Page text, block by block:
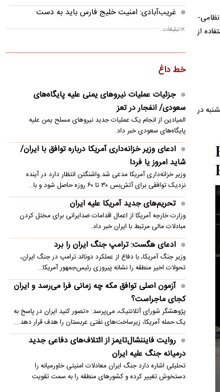
از
در
غریب‌آبادی: امنیت خلیج فارس باید به دست
کشورهای منطقه تأمین شود
ادعای وزیر خزانه‌داری آمریکا درباره توافق با ایران/
شاید امروز یا فردا
پروژه ۴۰۰ میلیون دلاری ترامپ در کاخ سفید متوقف
شد
افشای اطلاعات ذخایر تسلیحاتی آمریکا زیر ذره‌بین
ترامپ
تحریم‌های جدید آمریکا علیه ایران
تحلیل الجزیره از میزان اثرگذاری توافق دفاعی ترکیه،
عربستان و پاکستان
تبلیغات
خط داغ
جزئیات عملیات نیروهای یمنی علیه پایگاه‌های
سعودی/ انفجار در تعز
المیادین از انجام یک عملیات جدید نیروهای مسلح یمن علیه
پایگاه‌های سعودی خبر داد.
ادعای وزیر خزانه‌داری آمریکا درباره توافق با ایران/
شاید امروز یا فردا
وزیر خزانه‌داری آمریکا مدعی شد واشنگتن انتظار دارد در آینده
نزدیک توافقی برای آتش‌بس ۳۰ تا ۶۰ روزه حاصل شود و با…
تحریم‌های جدید آمریکا علیه ایران
وزارت خارجه آمریکا از اعمال اقدامات ضدایرانی برای مختل کردن
مبادلات مالی مرتبط با ایران خبر داد.
ادعای هگست: ترامپ جنگ ایران را برد
وزیر جنگ آمریکا، با دفاع از عملکرد دونالد ترامپ در جنگ ایران،
تحولات اخیر منطقه را نشانه پیروزی رئیس‌جمهور آمریکا…
آزمون اصلی توافق مکه چه زمانی فرا می‌رسد و ایران
کجای ماجراست؟
پژوهشگر شورای آتلانتیک، می‌پرسد: «تصور کنید ایران در پاسخ به
یک حمله آمریکا، زیرساخت‌های نفتی عربستان را هدف قرار دهد.…
روایت فایننشال‌تایمز از ائتلاف‌های دفاعی جدید
درمیانه جنگ علیه ایران
تحلیلی اشاره دارد جنگ ایران معادلات امنیتی خاورمیانه را
دستخوش تغییر کرده و کشورهای منطقه را به سمت تقویت